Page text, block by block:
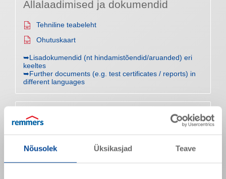
Nõusolek Üksikasjad Teave
Allalaadimised ja dokumendid
Tehniline teabeleht
Ohutuskaart
➥Lisadokumendid (nt hindamistõendid/aruanded) eri
keeltes
➥Further documents (e.g. test certificates / reports) in
different languages
Toote omadused
Tihedus (20 °C) U 1,2 g/cm³